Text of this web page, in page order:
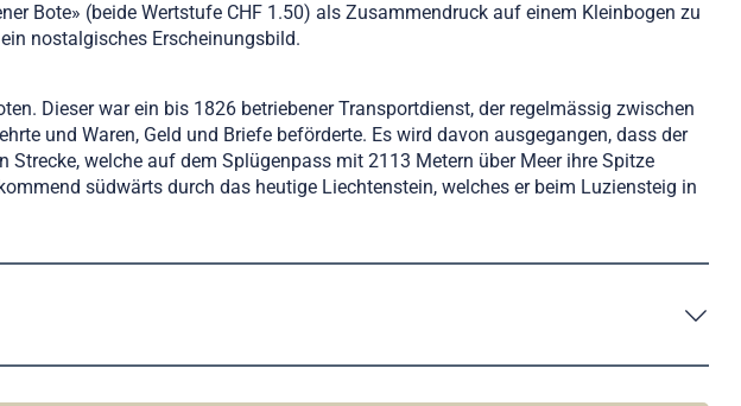
Bote» (beide Wertstufe CHF 1.50) als Zusammendruck auf einem Kleinbogen zu
nostalgisches Erscheinungsbild.
Dieser war ein bis 1826 betriebener Transportdienst, der regelmässig zwischen
und Waren, Geld und Briefe beförderte. Es wird davon ausgegangen, dass der
welche auf dem Splügenpass mit 2113 Metern über Meer ihre Spitze
südwärts durch das heutige Liechtenstein, welches er beim Luziensteig in